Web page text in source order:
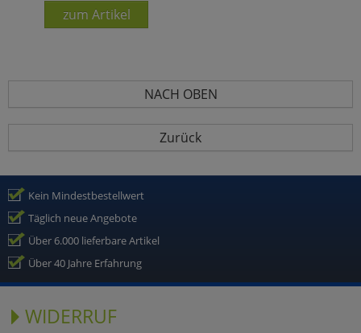
zum Artikel
NACH OBEN
Zurück
Kein Mindestbestellwert
Täglich neue Angebote
Über 6.000 lieferbare Artikel
Über 40 Jahre Erfahrung
WIDERRUF